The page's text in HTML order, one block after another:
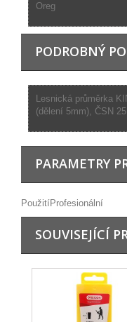
Oreg
PODROBNÝ
Lesnická průměrka
(dělení 5mm), ČSN
PARAMETRY
PoužitíProfesionální
SOUVISEJÍCÍ